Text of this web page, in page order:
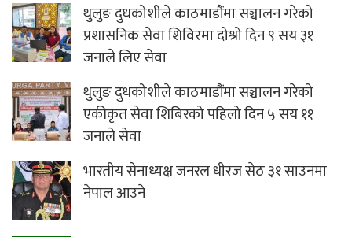
थुलुङ दुधकोशीले काठमाडौंमा सञ्चालन गरेको
प्रशासनिक सेवा शिविरमा दोश्रो दिन ९ सय ३१
जनाले लिए सेवा
थुलुङ दुधकोशीले काठमाडौंमा सञ्चालन गरेको
एकीकृत सेवा शिबिरको पहिलो दिन ५ सय ११
जनाले सेवा
भारतीय सेनाध्यक्ष जनरल धीरज सेठ ३१ साउनमा
नेपाल आउने